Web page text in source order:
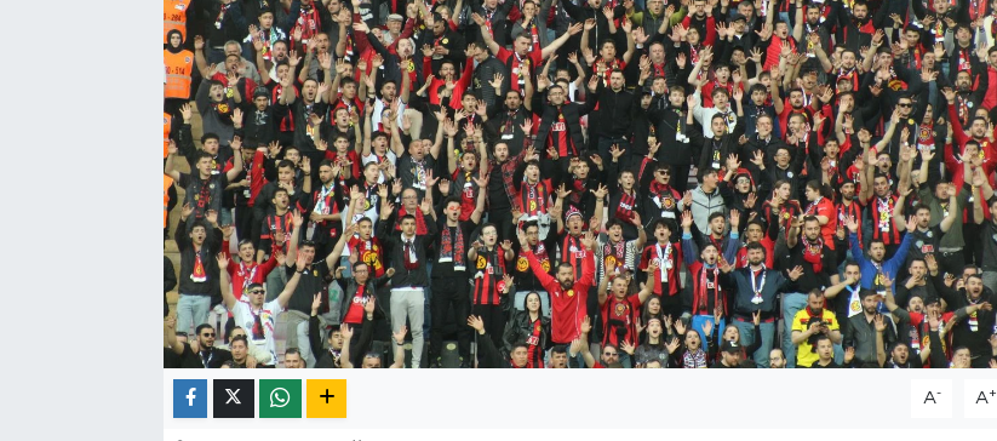
A- A+
Resmi İlanlar
Foto Şaka
Teknoloji